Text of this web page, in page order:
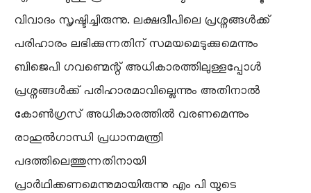
വിവാദം സൃഷ്ടിച്ചിരുന്നു. ലക്ഷദ്വീപിലെ പ്രശ്നങ്ങൾക്ക്
പരിഹാരം ലഭിക്കുന്നതിന് സമയമെടുക്കുമെന്നും
ബിജെപി ഗവണ്മെന്റ് അധികാരത്തിലുള്ളപ്പോൾ
പ്രശ്നങ്ങൾക്ക് പരിഹാരമാവില്ലെന്നും അതിനാൽ
കോൺഗ്രസ്‌ അധികാരത്തിൽ വരണമെന്നും
രാഹുൽഗാന്ധി പ്രധാനമന്ത്രി
പദത്തിലെത്തുന്നതിനായി
പ്രാർഥിക്കണമെന്നുമായിരുന്നു എം പി യുടെ